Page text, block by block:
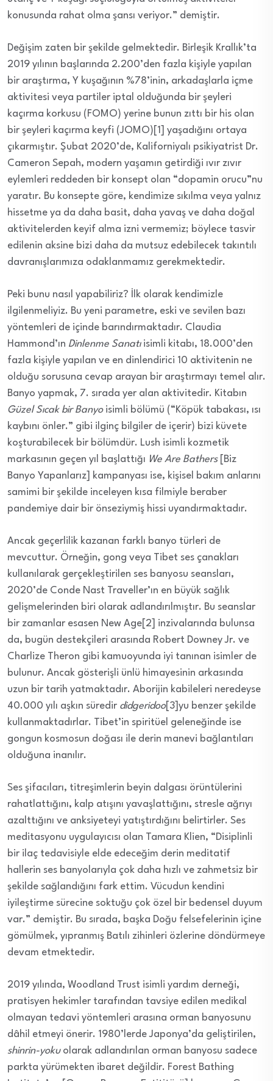
konusunda rahat olma şansı veriyor.” demiştir.
Değişim zaten bir şekilde gelmektedir. Birleşik Krallık’ta
2019 yılının başlarında 2.200’den fazla kişiyle yapılan
bir araştırma, Y kuşağının %78’inin, arkadaşlarla içme
aktivitesi veya partiler iptal olduğunda bir şeyleri
kaçırma korkusu (FOMO) yerine bunun zıttı bir his olan
bir şeyleri kaçırma keyfi (JOMO)[1] yaşadığını ortaya
çıkarmıştır. Şubat 2020’de, Kaliforniyalı psikiyatrist Dr.
Cameron Sepah, modern yaşamın getirdiği ıvır zıvır
eylemleri reddeden bir konsept olan “dopamin orucu”nu
yaratır. Bu konsepte göre, kendimize sıkılma veya yalnız
hissetme ya da daha basit, daha yavaş ve daha doğal
aktivitelerden keyif alma izni vermemiz; böylece tasvir
edilenin aksine bizi daha da mutsuz edebilecek takıntılı
davranışlarımıza odaklanmamız gerekmektedir.
Peki bunu nasıl yapabiliriz? İlk olarak kendimizle
ilgilenmeliyiz. Bu yeni parametre, eski ve sevilen bazı
yöntemleri de içinde barındırmaktadır. Claudia
Hammond’ın Dinlenme Sanatıisimli kitabı, 18.000’den
fazla kişiyle yapılan ve en dinlendirici 10 aktivitenin ne
olduğu sorusuna cevap arayan bir araştırmayı temel alır.
Banyo yapmak, 7. sırada yer alan aktivitedir. Kitabın
Güzel Sıcak bir Banyoisimli bölümü (“Köpük tabakası, ısı
kaybını önler.” gibi ilginç bilgiler de içerir) bizi küvete
koşturabilecek bir bölümdür. Lush isimli kozmetik
markasının geçen yıl başlattığı We Are Bathers[Biz
Banyo Yapanlarız] kampanyası ise, kişisel bakım anlarını
samimi bir şekilde inceleyen kısa filmiyle beraber
pandemiye dair bir önseziymiş hissi uyandırmaktadır.
Ancak geçerlilik kazanan farklı banyo türleri de
mevcuttur. Örneğin, gong veya Tibet ses çanakları
kullanılarak gerçekleştirilen ses banyosu seansları,
2020’de Conde Nast Traveller’ın en büyük sağlık
gelişmelerinden biri olarak adlandırılmıştır. Bu seanslar
bir zamanlar esasen New Age[2] inzivalarında bulunsa
da, bugün destekçileri arasında Robert Downey Jr. ve
Charlize Theron gibi kamuoyunda iyi tanınan isimler de
bulunur. Ancak gösterişli ünlü himayesinin arkasında
uzun bir tarih yatmaktadır. Aborijin kabileleri neredeyse
40.000 yılı aşkın süredir didgeridoo[3]yu benzer şekilde
kullanmaktadırlar. Tibet’in spiritüel geleneğinde ise
gongun kosmosun doğası ile derin manevi bağlantıları
olduğuna inanılır.
Ses şifacıları, titreşimlerin beyin dalgası örüntülerini
rahatlattığını, kalp atışını yavaşlattığını, stresle ağrıyı
azalttığını ve anksiyeteyi yatıştırdığını belirtirler. Ses
meditasyonu uygulayıcısı olan Tamara Klien, “Disiplinli
bir ilaç tedavisiyle elde edeceğim derin meditatif
hallerin ses banyolarıyla çok daha hızlı ve zahmetsiz bir
şekilde sağlandığını fark ettim. Vücudun kendini
iyileştirme sürecine soktuğu çok özel bir bedensel duyum
var.” demiştir. Bu sırada, başka Doğu felsefelerinin içine
gömülmek, yıpranmış Batılı zihinleri özlerine döndürmeye
devam etmektedir.
2019 yılında, Woodland Trust isimli yardım derneği,
pratisyen hekimler tarafından tavsiye edilen medikal
olmayan tedavi yöntemleri arasına orman banyosunu
dâhil etmeyi önerir. 1980’lerde Japonya’da geliştirilen,
shinrin-yokuolarak adlandırılan orman banyosu sadece
parkta yürümekten ibaret değildir. Forest Bathing